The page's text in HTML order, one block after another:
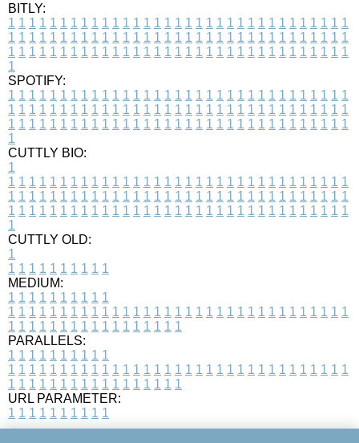
BITLY:
1 1 1 1 1 1 1 1 1 1 1 1 1 1 1 1 1 1 1 1 1 1 1 1 1 1 1 1 1 1 1 1 1
1 1 1 1 1 1 1 1 1 1 1 1 1 1 1 1 1 1 1 1 1 1 1 1 1 1 1 1 1 1 1 1 1
1 1 1 1 1 1 1 1 1 1 1 1 1 1 1 1 1 1 1 1 1 1 1 1 1 1 1 1 1 1 1 1 1
1
SPOTIFY:
1 1 1 1 1 1 1 1 1 1 1 1 1 1 1 1 1 1 1 1 1 1 1 1 1 1 1 1 1 1 1 1 1
1 1 1 1 1 1 1 1 1 1 1 1 1 1 1 1 1 1 1 1 1 1 1 1 1 1 1 1 1 1 1 1 1
1 1 1 1 1 1 1 1 1 1 1 1 1 1 1 1 1 1 1 1 1 1 1 1 1 1 1 1 1 1 1 1 1
1
CUTTLY BIO:
1
1 1 1 1 1 1 1 1 1 1 1 1 1 1 1 1 1 1 1 1 1 1 1 1 1 1 1 1 1 1 1 1 1
1 1 1 1 1 1 1 1 1 1 1 1 1 1 1 1 1 1 1 1 1 1 1 1 1 1 1 1 1 1 1 1 1
1 1 1 1 1 1 1 1 1 1 1 1 1 1 1 1 1 1 1 1 1 1 1 1 1 1 1 1 1 1 1 1 1
1
CUTTLY OLD:
1
1 1 1 1 1 1 1 1 1 1
MEDIUM:
1 1 1 1 1 1 1 1 1 1
1 1 1 1 1 1 1 1 1 1 1 1 1 1 1 1 1 1 1 1 1 1 1 1 1 1 1 1 1 1 1 1 1
1 1 1 1 1 1 1 1 1 1 1 1 1 1 1 1 1
PARALLELS:
1 1 1 1 1 1 1 1 1 1
1 1 1 1 1 1 1 1 1 1 1 1 1 1 1 1 1 1 1 1 1 1 1 1 1 1 1 1 1 1 1 1 1
1 1 1 1 1 1 1 1 1 1 1 1 1 1 1 1 1
URL PARAMETER:
1 1 1 1 1 1 1 1 1 1